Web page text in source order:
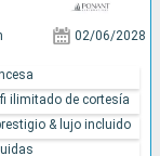
02/06/2028
ilimitado de cortesía
& lujo incluido